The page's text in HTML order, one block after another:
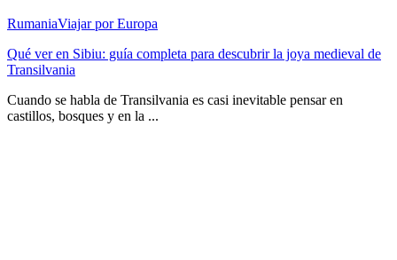
RumaniaViajar por Europa
Qué ver en Sibiu: guía completa para descubrir la joya medieval de
Transilvania
Cuando se habla de Transilvania es casi inevitable pensar en
castillos, bosques y en la ...